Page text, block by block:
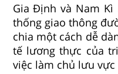
Gia Định và Nam
thống giao thông
chia một cách dễ
tế lương thực của
việc làm chủ lưu vực